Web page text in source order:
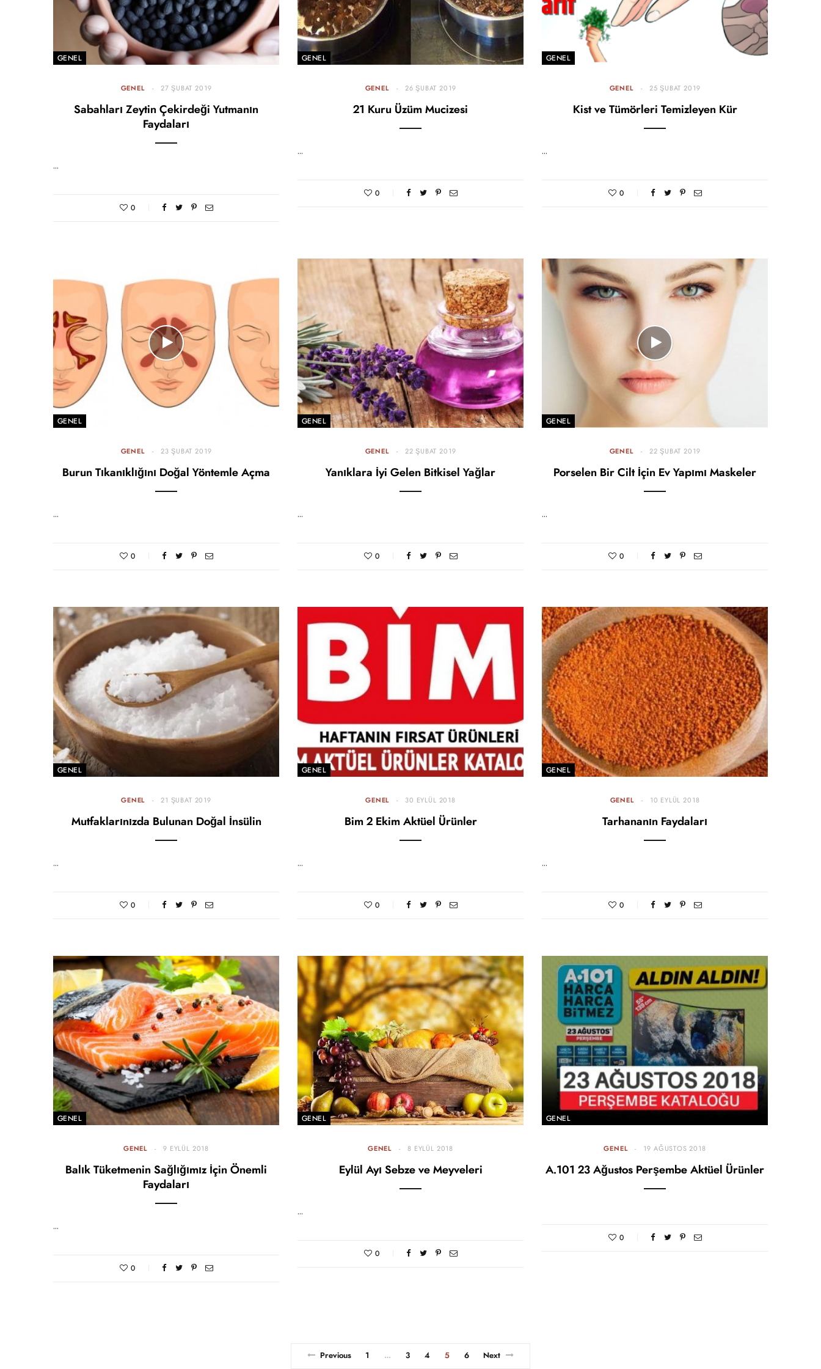
GENEL
GENEL 27 ŞUBAT 2019
Sabahları Zeytin Çekirdeği Yutmanın
Faydaları
…
0
GENEL
GENEL 26 ŞUBAT 2019
21 Kuru Üzüm Mucizesi
…
0
GENEL
GENEL 25 ŞUBAT 2019
Kist ve Tümörleri Temizleyen Kür
…
0
GENEL
GENEL 23 ŞUBAT 2019
Burun Tıkanıklığını Doğal Yöntemle Açma
…
0
GENEL
GENEL 22 ŞUBAT 2019
Yanıklara İyi Gelen Bitkisel Yağlar
…
0
GENEL
GENEL 22 ŞUBAT 2019
Porselen Bir Cilt İçin Ev Yapımı Maskeler
…
0
GENEL
GENEL 21 ŞUBAT 2019
Mutfaklarınızda Bulunan Doğal İnsülin
…
0
GENEL
GENEL 30 EYLÜL 2018
Bim 2 Ekim Aktüel Ürünler
…
0
GENEL
GENEL 10 EYLÜL 2018
Tarhananın Faydaları
…
0
GENEL
GENEL 9 EYLÜL 2018
Balık Tüketmenin Sağlığımız İçin Önemli
Faydaları
…
0
GENEL
GENEL 8 EYLÜL 2018
Eylül Ayı Sebze ve Meyveleri
…
0
GENEL
GENEL 19 AĞUSTOS 2018
A.101 23 Ağustos Perşembe Aktüel Ürünler
0
Previous 1 … 3 4 5 6 Next